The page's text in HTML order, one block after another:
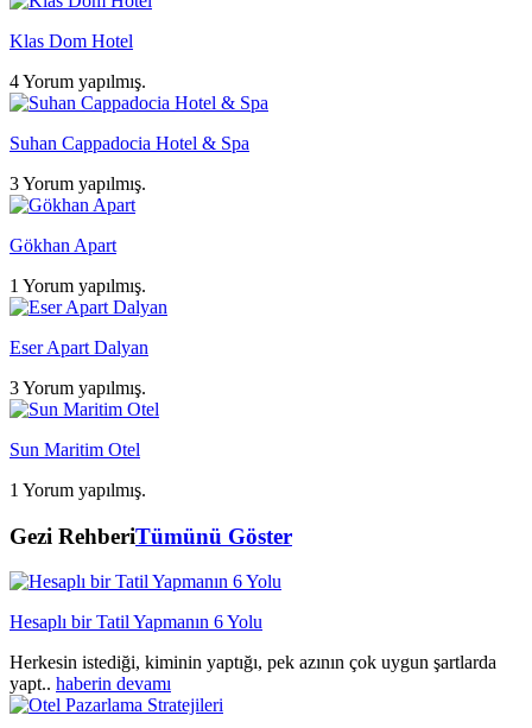
Klas Dom Hotel
4 Yorum yapılmış.
Suhan Cappadocia Hotel & Spa
3 Yorum yapılmış.
Gökhan Apart
1 Yorum yapılmış.
Eser Apart Dalyan
3 Yorum yapılmış.
Sun Maritim Otel
1 Yorum yapılmış.
Gezi RehberiTümünü Göster
Hesaplı bir Tatil Yapmanın 6 Yolu
Herkesin istediği, kiminin yaptığı, pek azının çok uygun şartlarda
yapt.. haberin devamı